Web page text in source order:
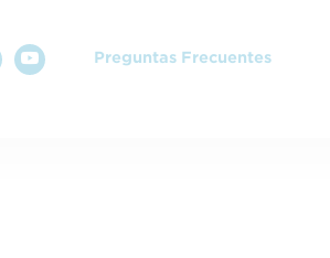
Preguntas Frecuentes